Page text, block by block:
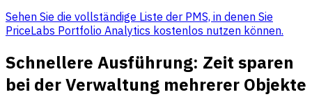
Sehen Sie die vollständige Liste der PMS, in denen Sie
PriceLabs Portfolio Analytics kostenlos nutzen können.
Schnellere Ausführung: Zeit sparen
bei der Verwaltung mehrerer Objekte